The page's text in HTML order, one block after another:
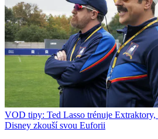
VOD tipy: Ted Lasso trénuje Extraktory,
Disney zkouší svou Euforii